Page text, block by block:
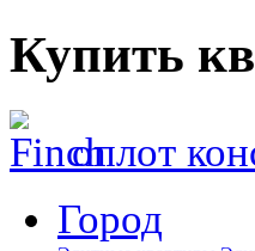
Купить
оплот
Город